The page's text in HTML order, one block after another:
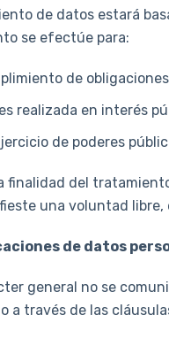
de datos estará
se efectúe para:
de
realizada en interés
de poderes
finalidad del
una voluntad
de datos
general no se
a través de las